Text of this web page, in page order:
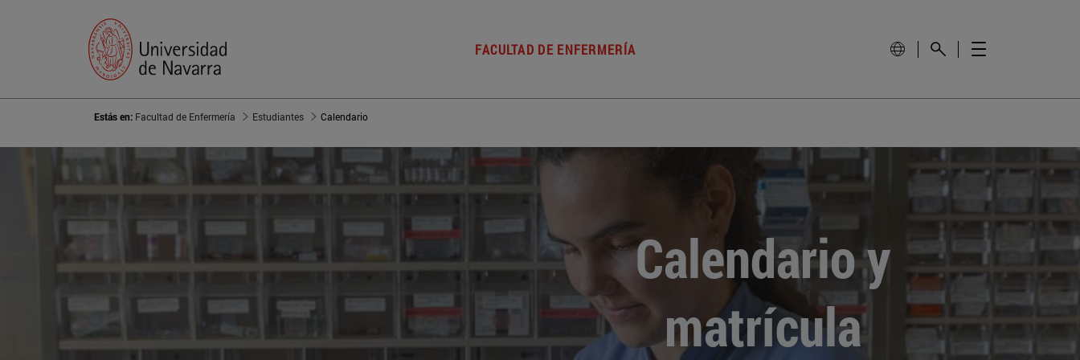
FACULTAD DE ENFERMERÍA
Estás en: Facultad de Enfermería Estudiantes Calendario
Calendario y
matrícula